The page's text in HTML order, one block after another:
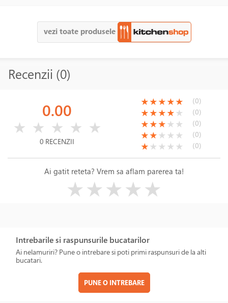
vezi toate produsele
Recenzii (0)
0.00
★ ★ ★ ★ ★
0 RECENZII
(*)
★(*)
★(*)
★(*)
★(*)
★ (0)
(*)
★(*)
★(*)
★(*)
★( )
★ (0)
(*)
★(*)
★(*)
★( )
★ ( )
★ (0)
(*)
★(*)
★( )
★ ( )
★ ( )
★ (0)
(*)
★( )
★ ( )
★ ( )
★ ( )
★ (0)
Ai gatit reteta? Vrem sa aflam parerea ta!
★★★★★
Intrebarile si raspunsurile bucatarilor
Ai nelamuriri? Pune o intrebare si poti primi raspunsuri de la alti
bucatari.
PUNE O INTREBARE